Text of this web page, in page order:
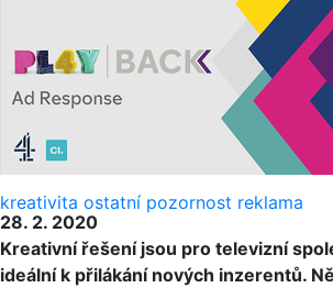
kreativita ostatní pozornost reklama
28. 2. 2020
Kreativní řešení jsou pro televizní
ideální k přilákání nových inzerentů.